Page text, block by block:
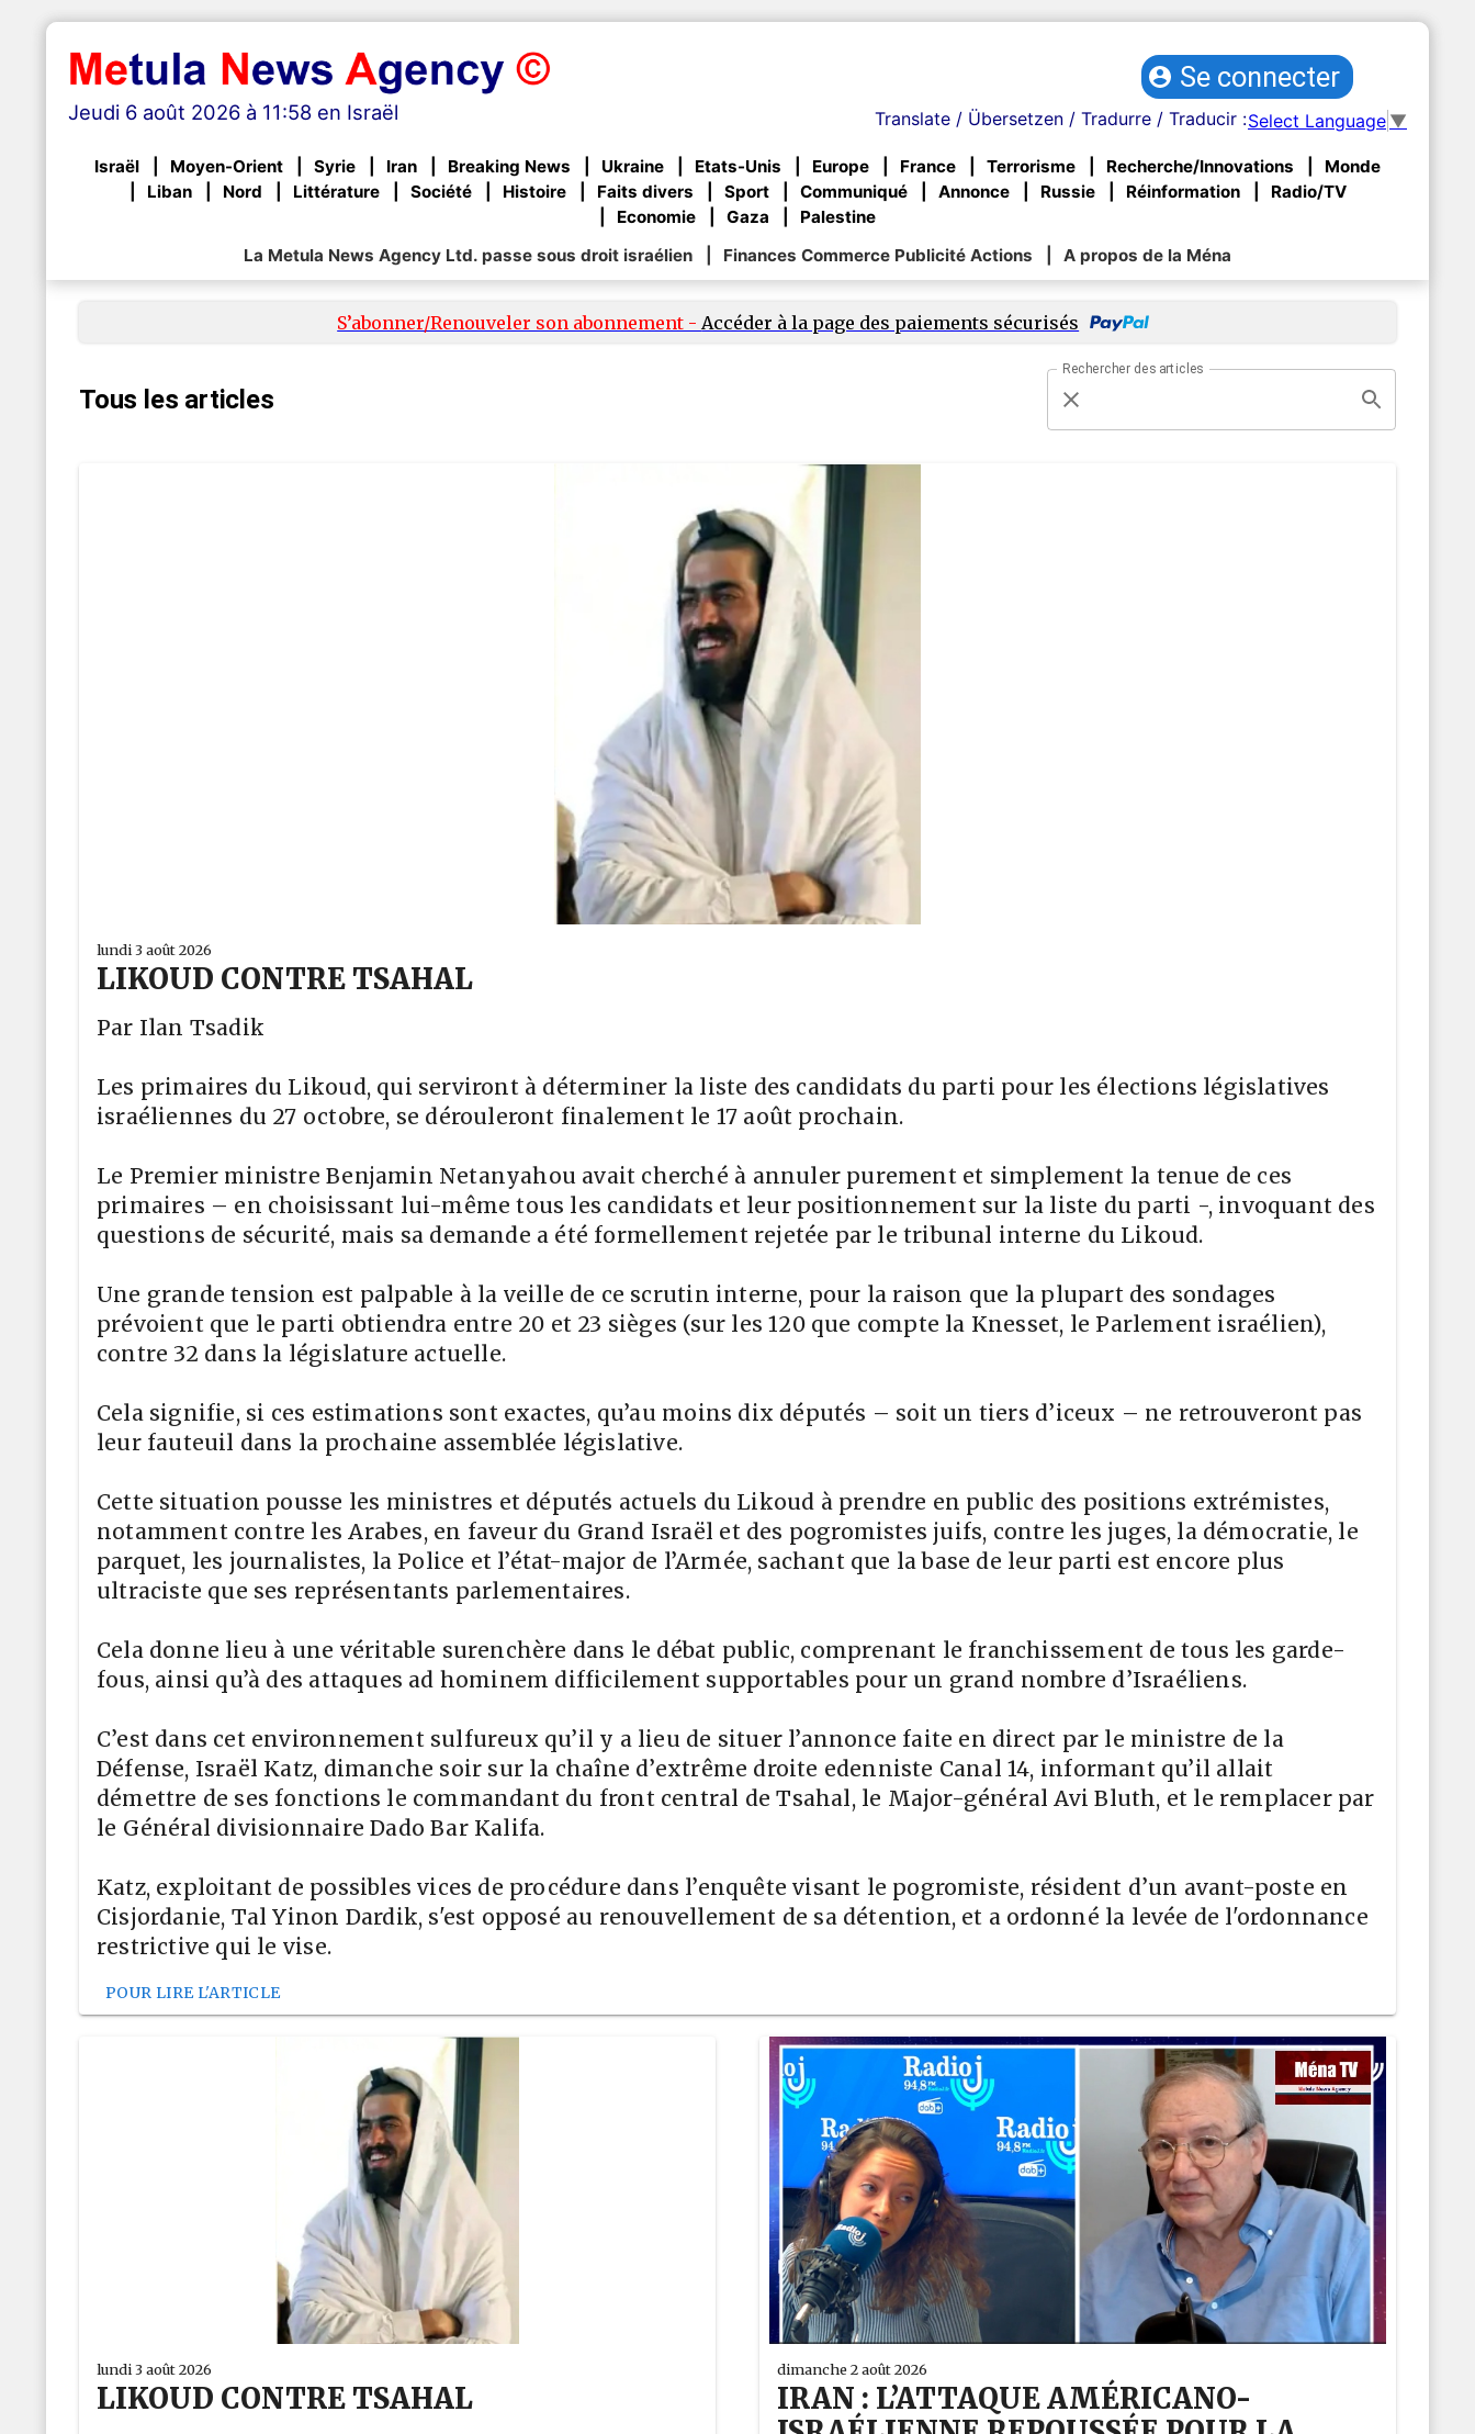
Jeudi 6 août 2026 à 11:58 en Israël
Se connecter
Translate / Übersetzen / Tradurre / Traducir :Select Language ▼
Israël Moyen-Orient Syrie Iran Breaking News Ukraine Etats-Unis Europe France Terrorisme Recherche/Innovations
Monde
Liban
Nord Littérature Société Histoire Faits divers Sport Communiqué Annonce Russie Réinformation
Radio/TV
Economie
Gaza
Palestine
La Metula News Agency Ltd. passe sous droit israélien
Finances Commerce Publicité Actions A propos de la Ména
S’abonner/Renouveler son abonnement - Accéder à la page des paiements sécurisés
Tous les articles
Rechercher des articles
lundi 3 août 2026
LIKOUD CONTRE TSAHAL
Par Ilan Tsadik
Les primaires du Likoud, qui serviront à déterminer la liste des candidats du parti pour les élections législatives
israéliennes du 27 octobre, se dérouleront finalement le 17 août prochain.
Le Premier ministre Benjamin Netanyahou avait cherché à annuler purement et simplement la tenue de ces
primaires – en choisissant lui-même tous les candidats et leur positionnement sur la liste du parti -, invoquant des
questions de sécurité, mais sa demande a été formellement rejetée par le tribunal interne du Likoud.
Une grande tension est palpable à la veille de ce scrutin interne, pour la raison que la plupart des sondages
prévoient que le parti obtiendra entre 20 et 23 sièges (sur les 120 que compte la Knesset, le Parlement israélien),
contre 32 dans la législature actuelle.
Cela signifie, si ces estimations sont exactes, qu’au moins dix députés – soit un tiers d’iceux – ne retrouveront pas
leur fauteuil dans la prochaine assemblée législative.
Cette situation pousse les ministres et députés actuels du Likoud à prendre en public des positions extrémistes,
notamment contre les Arabes, en faveur du Grand Israël et des pogromistes juifs, contre les juges, la démocratie, le
parquet, les journalistes, la Police et l’état-major de l’Armée, sachant que la base de leur parti est encore plus
ultraciste que ses représentants parlementaires.
Cela donne lieu à une véritable surenchère dans le débat public, comprenant le franchissement de tous les garde-
fous, ainsi qu’à des attaques ad hominem difficilement supportables pour un grand nombre d’Israéliens.
C’est dans cet environnement sulfureux qu’il y a lieu de situer l’annonce faite en direct par le ministre de la
Défense, Israël Katz, dimanche soir sur la chaîne d’extrême droite edenniste Canal 14, informant qu’il allait
démettre de ses fonctions le commandant du front central de Tsahal, le Major-général Avi Bluth, et le remplacer par
le Général divisionnaire Dado Bar Kalifa.
Katz, exploitant de possibles vices de procédure dans l’enquête visant le pogromiste, résident d’un avant-poste en
Cisjordanie, Tal Yinon Dardik, s'est opposé au renouvellement de sa détention, et a ordonné la levée de l'ordonnance
restrictive qui le vise.
POUR LIRE L'ARTICLE
lundi 3 août 2026
LIKOUD CONTRE TSAHAL
dimanche 2 août 2026
IRAN : L’ATTAQUE AMÉRICANO-